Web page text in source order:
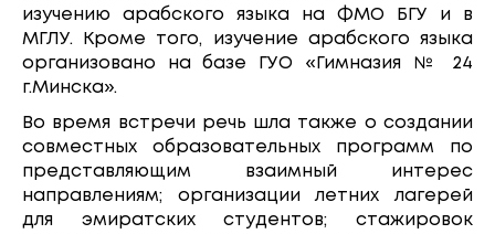
изучению арабского языка на ФМО БГУ и в
МГЛУ. Кроме того, изучение арабского языка
организовано на базе ГУО «Гимназия № 24
г.Минска».
Во время встречи речь шла также о создании
совместных образовательных программ по
представляющим взаимный интерес
направлениям; организации летних лагерей
для эмиратских студентов; стажировок